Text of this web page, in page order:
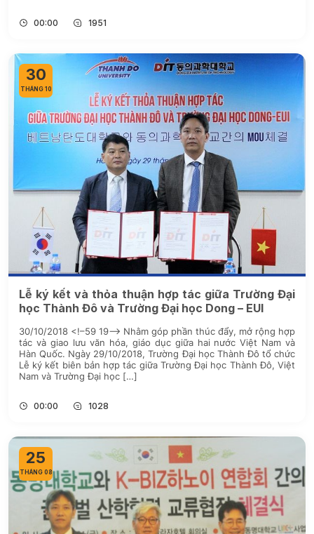
00:00 1951
30
THÁNG 10
Lễ ký kết và thỏa thuận hợp tác giữa Trường Đại
học Thành Đô và Trường Đại học Dong – EUI
30/10/2018 <!–59 19–> Nhằm góp phần thúc đẩy, mở rộng hợp
tác và giao lưu văn hóa, giáo dục giữa hai nước Việt Nam và
Hàn Quốc. Ngày 29/10/2018, Trường Đại học Thành Đô tổ chức
Lễ ký kết biên bản hợp tác giữa Trường Đại học Thành Đô, Việt
Nam và Trường Đại học […]
00:00 1028
25
THÁNG 08